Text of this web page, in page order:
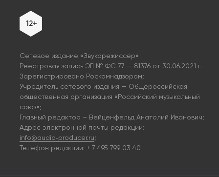
12+
Сетевое издание «Звукорежиссёр»
Реестровая запись ЭЛ № ФС 77 — 81376 от 30.06.2021 г.
Зарегистрировано Роскомнадзором;
Учредитель сетевого издания — Общероссийская
общественная организация «Российский музыкальный
союз»;
Главный редактор – Вейценфельд Анатолий Иванович;
Адрес электронной почты редакции:
info@audio‑producer.ru;
Телефон редакции: + 7 495 799 03 40